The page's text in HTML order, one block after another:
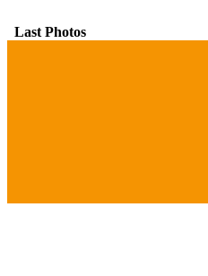
Last Photos